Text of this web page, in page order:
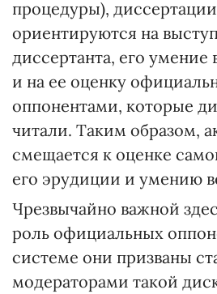
процедуры),
ориентируются на
диссертанта, его
и на ее оценку
оппонентами, которые
читали. Таким образом,
смещается к оценке
его эрудиции и умению
Чрезвычайно важной
роль официальных
системе они призваны
модераторами такой